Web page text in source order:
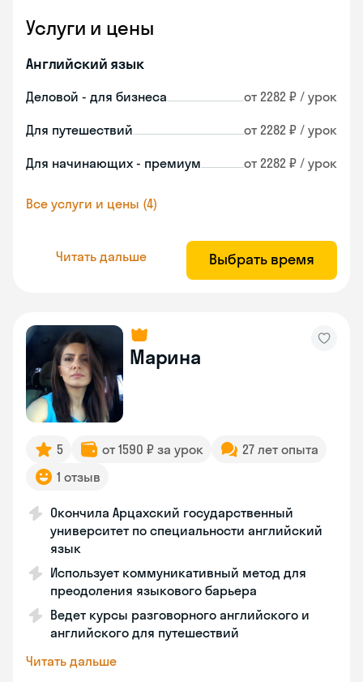
Услуги и цены
Английский язык
Деловой - для бизнеса от 2282 ₽ / урок
Для путешествий от 2282 ₽ / урок
Для начинающих - премиум от 2282 ₽ / урок
Все услуги и цены (4)
Читать дальше Выбрать время
Марина
5 от 1590 ₽ за урок
27 лет опыта
1 отзыв
Окончила Арцахский государственный
университет по специальности английский
язык
Использует коммуникативный метод для
преодоления языкового барьера
Ведет курсы разговорного английского и
английского для путешествий
Читать дальше